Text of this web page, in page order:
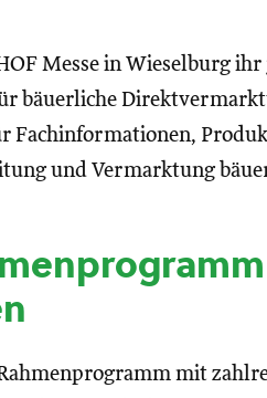
Messe in Wieselburg
bäuerliche
Fachinformationen,
und Vermarktung
mit